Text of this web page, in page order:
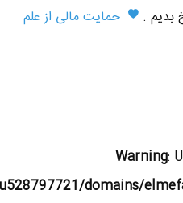
بدیم .
حمایت مالی از علم
Warning:
domains/